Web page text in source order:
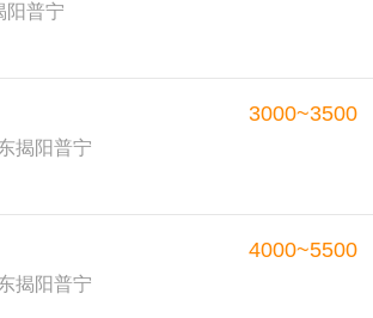
阳普宁
揭阳普宁
3000~3500
揭阳普宁
4000~5500